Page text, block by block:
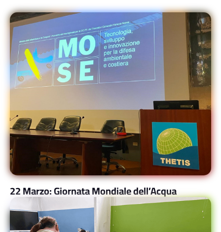
22 Marzo: Giornata Mondiale dell’Acqua